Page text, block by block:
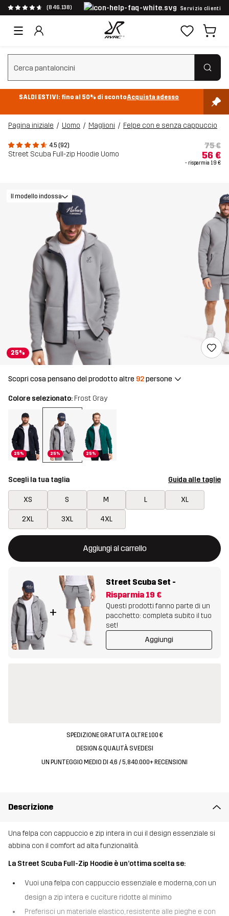
(846.138) Servizio clienti
Cancella ricerca
SALDI ESTIVI: fino al 50% di scontoAcquista adesso
Pagina iniziale Uomo Maglioni Felpe con e senza cappuccio
4.5 (92)
Street Scuba Full-zip Hoodie Uomo
75 €
56 €
- risparmia 19 €
25%
Il modello indossa
Scopri cosa pensano del prodotto altre 92persone
Colore selezionato: Frost Gray
25% 25% 25%
Scegli la tua taglia Guida alle taglie
XS S M L XL
2XL 3XL 4XL
Aggiungi al carrello
Questo tasto aprirà una finestra modale per confermare un
{{size}} non disponibile
+
Street Scuba Set -
Risparmia 19 €
Questi prodotti fanno parte di un
pacchetto: completa subito il tuo
set!
Aggiungi
SPEDIZIONE GRATUITA OLTRE 100 €
DESIGN & QUALITÀ SVEDESI
UN PUNTEGGIO MEDIO DI 4,6 / 5, 840.000+ RECENSIONI
Descrizione
Una felpa con cappuccio e zip intera in cui il design essenziale si
abbina con il comfort ad alta funzionalità.
La Street Scuba Full-Zip Hoodie è un’ottima scelta se:
Vuoi una felpa con cappuccio essenziale e moderna, con un
design a zip intera e cuciture ridotte al minimo
Preferisci un materiale elastico, resistente alle pieghe e con